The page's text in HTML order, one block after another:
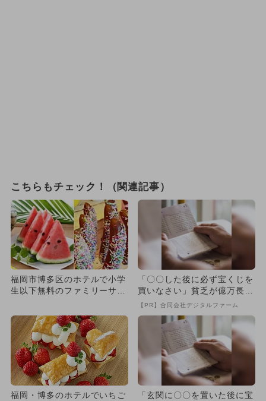
こちらもチェック！（関連記事）
福岡市博多区のホテルで小学
生以下無料のファミリーサマ
「〇〇した後に必ず宝くじを
買いなさい」貧乏が億万長者
に
【PR】合同会社デジタルファーム
福岡・博多のホテルでいちご
「玄関に〇〇を置いた後に宝